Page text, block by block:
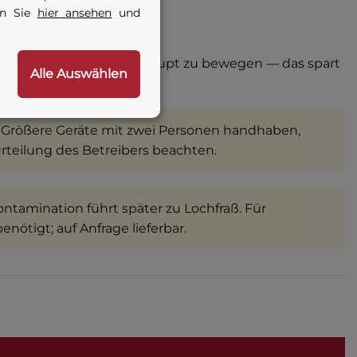
die Zentrierung überhaupt zu bewegen — das spart
Geräte mit zwei Personen handhaben,
des Betreibers beachten.
führt später zu Lochfraß. Für
auf Anfrage lieferbar.
Sie hier ansehen und
Alle Auswählen